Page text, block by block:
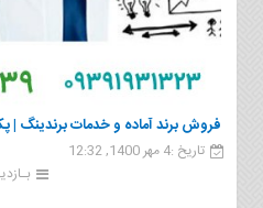
فروش برند آماده و خدمات
برندسازی
تاریخ :4 مهر 1400, 12:32
بـازدید :